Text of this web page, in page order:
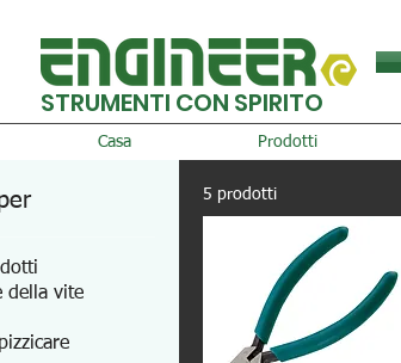
STRUMENTI CON SPIRITO
Casa Prodotti
della vite
5 prodotti